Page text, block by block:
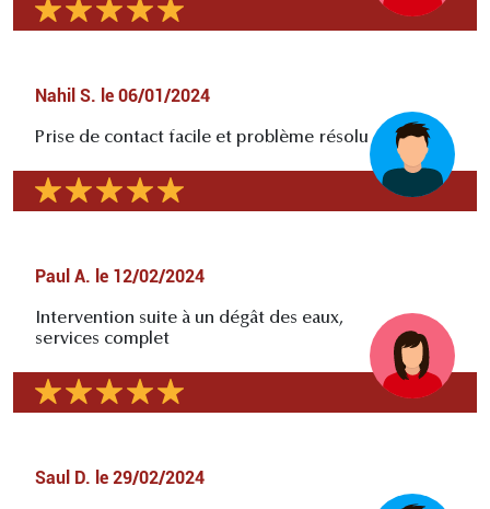
Nahil S. le 06/01/2024
Prise de contact facile et problème résolu
Paul A. le 12/02/2024
Intervention suite à un dégât des eaux,
services complet
Saul D. le 29/02/2024